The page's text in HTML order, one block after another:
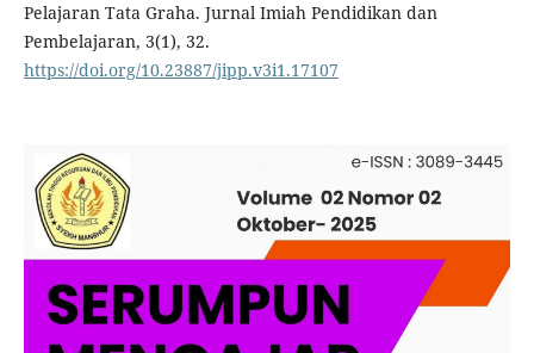
Pelajaran Tata Graha. Jurnal Imiah Pendidikan dan
Pembelajaran, 3(1), 32.
https://doi.org/10.23887/jipp.v3i1.17107